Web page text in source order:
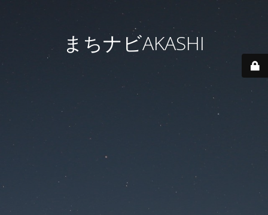
まちナビAKASHI